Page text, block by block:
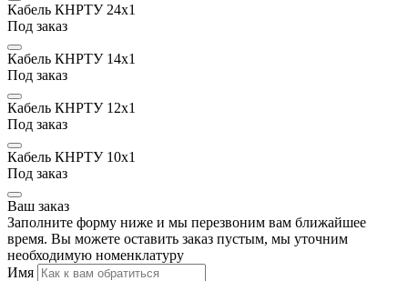
Кабель КНРТУ 24х1
Под заказ
Кабель КНРТУ 14х1
Под заказ
Кабель КНРТУ 12х1
Под заказ
Кабель КНРТУ 10х1
Под заказ
Ваш заказ
Заполните форму ниже и мы перезвоним вам ближайшее
время. Вы можете оставить заказ пустым, мы уточним
необходимую номенклатуру
Имя